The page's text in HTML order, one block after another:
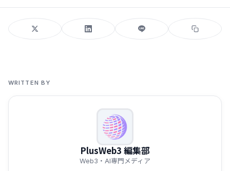
WRITTEN BY
PlusWeb3 編集部
Web3・AI専門メディア